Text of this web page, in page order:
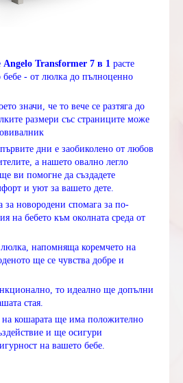
Angelo Transformer 7 в 1 расте
бебе - от люлка до пълноценно
значи, че то вече се разтяга до
размери със страниците може
дни е заобиколено от любов
а нашето овално легло
ви помогне да създадете
и уют за вашето дете.
за новородени спомага за по-
на бебето към околната среда от
напомняща коремчето на
ще се чувства добре и
то идеално ще допълни
стая.
на кошарата ще има положително
и ще осигури
на вашето бебе.